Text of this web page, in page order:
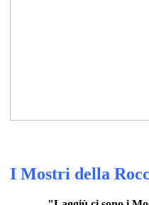
I Mostri della